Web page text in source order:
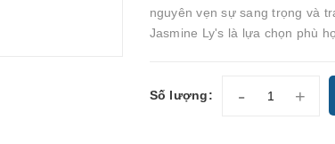
nguyên vẹn sự sang trọng và
Jasmine Ly's là lựa chọn phù
Số lượng: - +